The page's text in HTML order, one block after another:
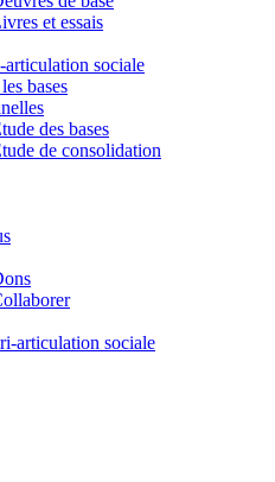
et essais
articulation sociale
bases
des bases
de consolidation
articulation sociale